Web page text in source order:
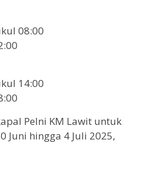
08:00
14:00
Pelni KM Lawit untuk
Juni hingga 4 Juli 2025,